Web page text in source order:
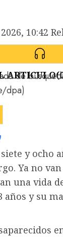
10:42
ARTICULO(
de
dpa)
y ocho
Ya no
una vida
años y su